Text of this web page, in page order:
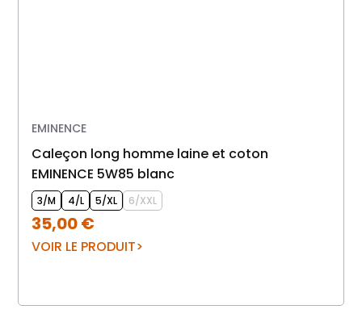
EMINENCE
caleçon long homme laine et coton
EMINENCE 5W85 blanc
3/M 4/L 5/XL 6/XXL
35,00€
VOIR LE PRODUIT